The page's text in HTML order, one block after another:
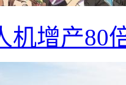
机增产80